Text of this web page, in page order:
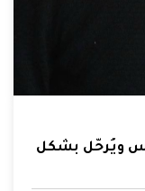
ويُرحّل بشكل